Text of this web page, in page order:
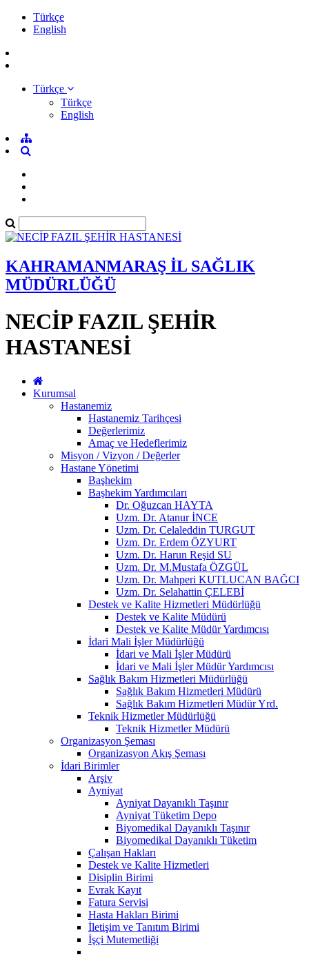
Türkçe
English
Türkçe
Türkçe
English
KAHRAMANMARAŞ İL SAĞLIK
MÜDÜRLÜĞÜ
NECİP FAZIL ŞEHİR
HASTANESİ
Kurumsal
Hastanemiz
Hastanemiz Tarihçesi
Değerlerimiz
Amaç ve Hedeflerimiz
Misyon / Vizyon / Değerler
Hastane Yönetimi
Başhekim
Başhekim Yardımcıları
Dr. Oğuzcan HAYTA
Uzm. Dr. Atanur İNCE
Uzm. Dr. Celaleddin TURGUT
Uzm. Dr. Erdem ÖZYURT
Uzm. Dr. Harun Reşid SU
Uzm. Dr. M.Mustafa ÖZGÜL
Uzm. Dr. Mahperi KUTLUCAN BAĞCI
Uzm. Dr. Selahattin ÇELEBİ
Destek ve Kalite Hizmetleri Müdürlüğü
Destek ve Kalite Müdürü
Destek ve Kalite Müdür Yardımcısı
İdari Mali İşler Müdürlüğü
İdari ve Mali İşler Müdürü
İdari ve Mali İşler Müdür Yardımcısı
Sağlık Bakım Hizmetleri Müdürlüğü
Sağlık Bakım Hizmetleri Müdürü
Sağlık Bakım Hizmetleri Müdür Yrd.
Teknik Hizmetler Müdürlüğü
Teknik Hizmetler Müdürü
Organizasyon Şeması
Organizasyon Akış Şeması
İdari Birimler
Arşiv
Ayniyat
Ayniyat Dayanıklı Taşınır
Ayniyat Tüketim Depo
Biyomedikal Dayanıklı Taşınır
Biyomedikal Dayanıklı Tüketim
Çalışan Hakları
Destek ve Kalite Hizmetleri
Disiplin Birimi
Evrak Kayıt
Fatura Servisi
Hasta Hakları Birimi
İletişim ve Tanıtım Birimi
İşçi Mutemetliği